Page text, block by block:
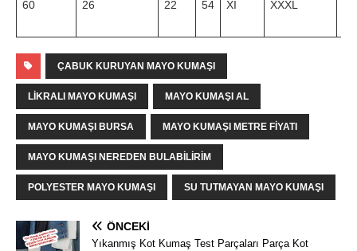
60 26 22 54 XI XXXL
ÇABUK KURUYAN MAYO KUMAŞI
LIKRALI MAYO KUMAŞI MAYO KUMAŞI AL
MAYO KUMAŞI BURSA MAYO KUMAŞI METRE FIYATI
MAYO KUMAŞI NEREDEN BULABILIRIM
POLYESTER MAYO KUMAŞI SU TUTMAYAN MAYO KUMAŞI
ÖNCEKI
Yıkanmış Kot Kumaş Test Parçaları Parça Kot